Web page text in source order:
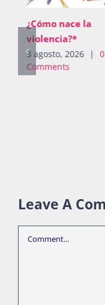
¿Cómo nace la
violencia?*
3 agosto, 2026 |
0
Comments
Leave A
Comment